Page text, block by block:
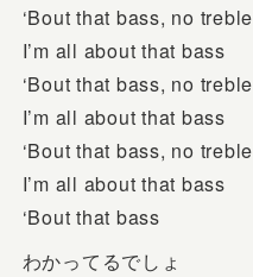
‘Bout that bass, no treble
I’m all about that bass
‘Bout that bass, no treble
I’m all about that bass
‘Bout that bass, no treble
I’m all about that bass
‘Bout that bass
わかってるでしょ